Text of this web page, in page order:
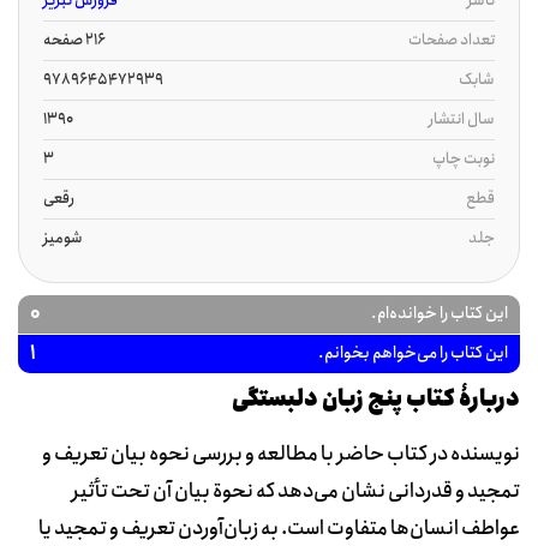
تعداد صفحات
216 صفحه
شابک
9789645472939
سال انتشار
1390
نوبت چاپ
3
قطع
رقعی
جلد
شومیز
این کتاب را خوانده‌ام. 0
این کتاب را می‌خواهم بخوانم. 1
دربارۀ کتاب پنج زبان دلبستگی
نویسنده در کتاب حاضر با مطالعه و بررسی نحوه بیان تعریف و
تمجید و قدردانی نشان می‌دهد که نحوة بیان آن تحت تأثیر
عواطف انسان‌ها متفاوت است. به زبان‌آوردن تعریف و تمجید یا